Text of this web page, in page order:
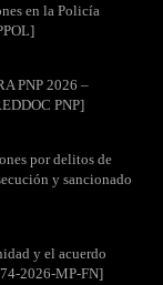
en la Policía
PNP 2026 –
PNP]
por delitos de
y sancionado
y el acuerdo
2026-MP-FN]